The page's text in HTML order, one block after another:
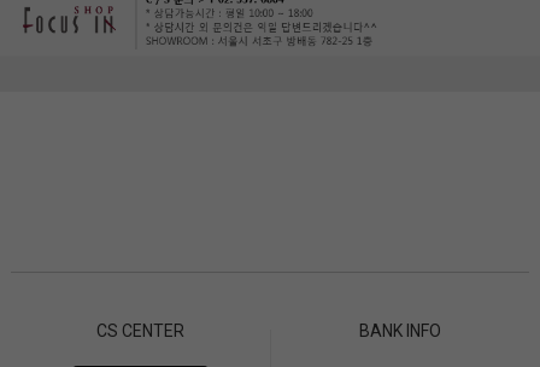
CS CENTER BANK INFO